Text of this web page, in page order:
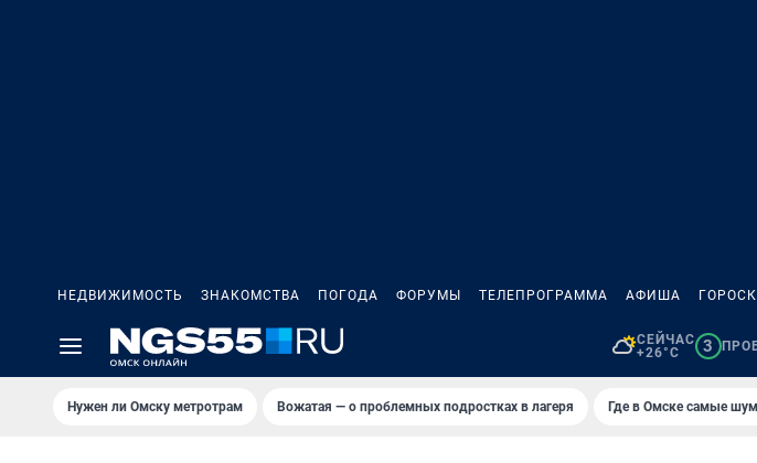
НЕДВИЖИМОСТЬ ЗНАКОМСТВА ПОГОДА ФОРУМЫ ТЕЛЕПРОГРАММА АФИША
СЕЙЧАС
+26°C
3
Нужен ли Омску метротрам Вожатая — о проблемных подростках в лагеря Где в Омске самые